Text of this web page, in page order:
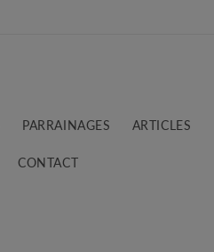
PARRAINAGES ARTICLES
CONTACT